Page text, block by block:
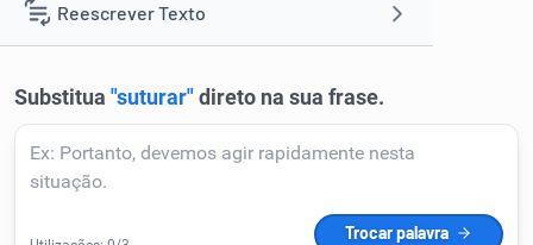
Reescrever Texto
Corrigir Texto
1 costurar.